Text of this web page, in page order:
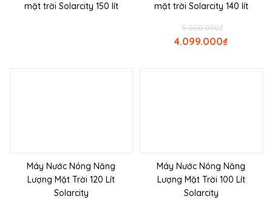
mặt trời Solarcity 150 lít
mặt trời Solarcity 140 lít
₫
5.000.000
₫
4.099.000
Máy Nước Nóng Năng
Lượng Mặt Trời 120 Lít
Solarcity
Máy Nước Nóng Năng
Lượng Mặt Trời 100 Lít
Solarcity